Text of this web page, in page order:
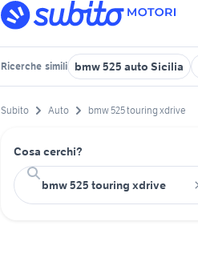
Ricerche simili bmw 525 auto Sicilia
Subito Auto bmw 525 touring xdrive
Cosa cerchi?